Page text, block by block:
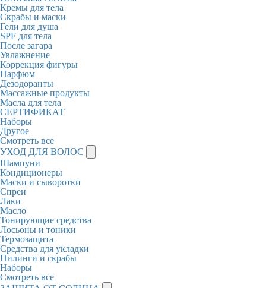
Кремы для тела
Скрабы и маски
Гели для душа
SPF для тела
После загара
Увлажнение
Коррекция фигуры
Парфюм
Дезодоранты
Массажные продукты
Масла для тела
СЕРТИФИКАТ
Наборы
Другое
Смотреть все
УХОД ДЛЯ ВОЛОС
Шампуни
Кондиционеры
Маски и сыворотки
Спреи
Лаки
Масло
Тонирующие средства
Лосьоны и тоники
Термозащита
Средства для укладки
Пилинги и скрабы
Наборы
Смотреть все